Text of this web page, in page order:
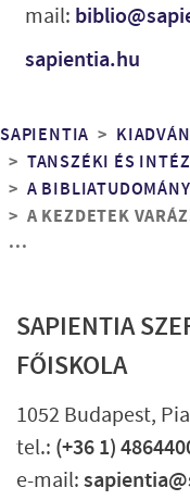
mail:
sapientia.hu
Morzsa
SAPIENTIA
TANSZÉKI ÉS
A
A KEZDETEK
...
SAPIENTIA
FŐISKOLA
1052 Budapest,
tel.: (+36 1)
e-mail: